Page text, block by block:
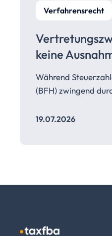
Verfahrensrecht
keine
Während
(BFH) zwingend
19.07.2026